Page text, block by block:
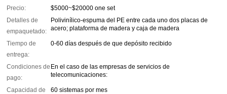
Precio:
$5000~$20000 one set
Detalles de
empaquetado:
Polivinílico-espuma del PE entre cada uno dos placas de
acero; plataforma de madera y caja de madera
Tiempo de
entrega:
0-60 días después de que depósito recibido
Condiciones de
pago:
En el caso de las empresas de servicios de
telecomunicaciones:
Capacidad de
60 sistemas por mes